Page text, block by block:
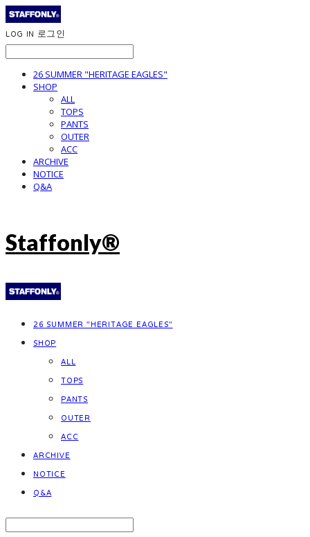
LOG IN 로그인
26 SUMMER "HERITAGE EAGLES"
SHOP
ALL
TOPS
PANTS
OUTER
ACC
ARCHIVE
NOTICE
Q&A
Staffonly®
26 SUMMER "HERITAGE EAGLES"
SHOP
ALL
TOPS
PANTS
OUTER
ACC
ARCHIVE
NOTICE
Q&A